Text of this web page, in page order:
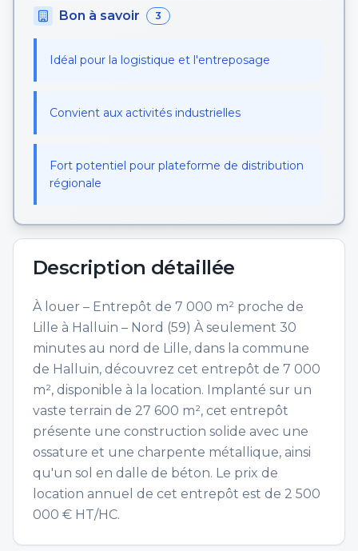
Bon à savoir 3
Idéal pour la logistique et l'entreposage
Convient aux activités industrielles
Fort potentiel pour plateforme de distribution
régionale
Description détaillée
À louer – Entrepôt de 7 000 m² proche de
Lille à Halluin – Nord (59) À seulement 30
minutes au nord de Lille, dans la commune
de Halluin, découvrez cet entrepôt de 7 000
m², disponible à la location. Implanté sur un
vaste terrain de 27 600 m², cet entrepôt
présente une construction solide avec une
ossature et une charpente métallique, ainsi
qu'un sol en dalle de béton. Le prix de
location annuel de cet entrepôt est de 2 500
000 € HT/HC.